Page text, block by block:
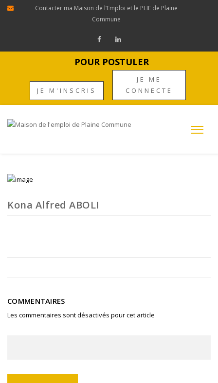
Contacter ma Maison de l’Emploi et le PLIE de Plaine
Commune
POUR POSTULER
JE M'INSCRIS
JE ME
CONNECTE
Kona Alfred ABOLI
COMMENTAIRES
Les commentaires sont désactivés pour cet article